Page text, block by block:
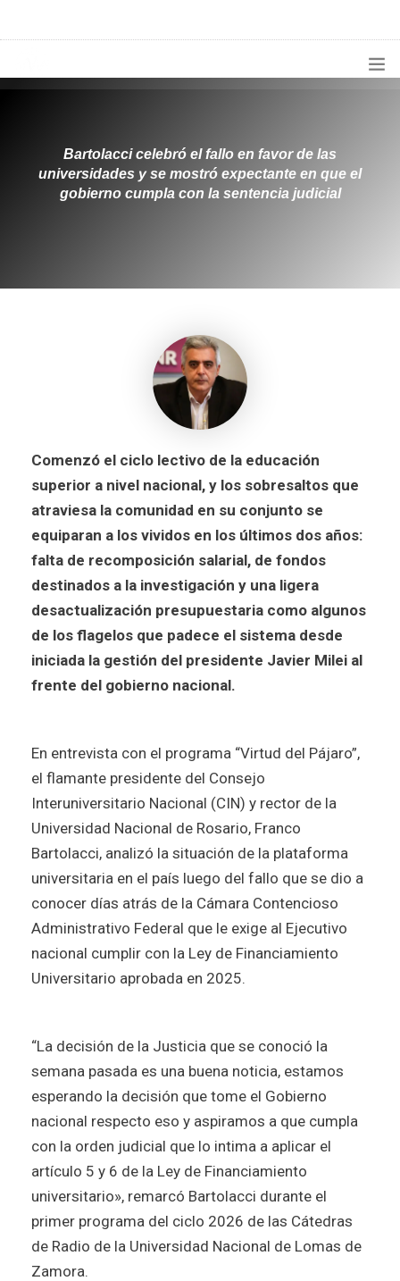
¿QUIÉNES SOMOS?
PROGRAMACIÓN
Bartolacci celebró el fallo en favor de las
universidades y se mostró expectante en que el
gobierno cumpla con la sentencia judicial
Comenzó el ciclo lectivo de la educación
superior a nivel nacional, y los sobresaltos que
atraviesa la comunidad en su conjunto se
equiparan a los vividos en los últimos dos años:
falta de recomposición salarial, de fondos
destinados a la investigación y una ligera
desactualización presupuestaria como algunos
de los flagelos que padece el sistema desde
iniciada la gestión del presidente Javier Milei al
frente del gobierno nacional.
En entrevista con el programa “Virtud del Pájaro”,
el flamante presidente del Consejo
Interuniversitario Nacional (CIN) y rector de la
Universidad Nacional de Rosario, Franco
Bartolacci, analizó la situación de la plataforma
universitaria en el país luego del fallo que se dio a
conocer días atrás de la Cámara Contencioso
Administrativo Federal que le exige al Ejecutivo
nacional cumplir con la Ley de Financiamiento
Universitario aprobada en 2025.
“La decisión de la Justicia que se conoció la
semana pasada es una buena noticia, estamos
esperando la decisión que tome el Gobierno
nacional respecto eso y aspiramos a que cumpla
con la orden judicial que lo intima a aplicar el
artículo 5 y 6 de la Ley de Financiamiento
universitario», remarcó Bartolacci durante el
primer programa del ciclo 2026 de las Cátedras
de Radio de la Universidad Nacional de Lomas de
Zamora.